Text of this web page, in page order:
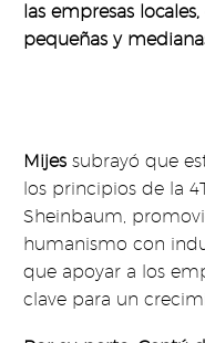
las empresas
pequeñas y
Mijes subrayó que
los principios de la
Sheinbaum,
humanismo con
que apoyar a los
clave para un